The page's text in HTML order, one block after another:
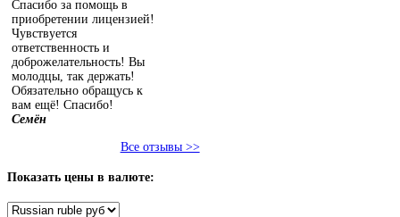
Спасибо за помощь в
приобретении лицензией!
Чувствуется
ответственность и
доброжелательность! Вы
молодцы, так держать!
Обязательно обращусь к
вам ещё! Спасибо!
Семён
Все отзывы >>
Показать цены в валюте: